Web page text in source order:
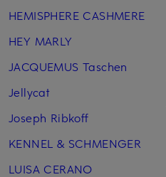
HEMISPHERE CASHMERE
HEY MARLY
JACQUEMUS Taschen
Jellycat
Joseph Ribkoff
KENNEL & SCHMENGER
LUISA CERANO